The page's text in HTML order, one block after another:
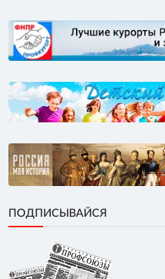
ПОДПИСЫВАЙСЯ